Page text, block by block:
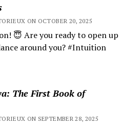
ON OCTOBER 20, 2025
😇 Are you ready to open up
around you? #Intuition
The First Book of
ON SEPTEMBER 28, 2025